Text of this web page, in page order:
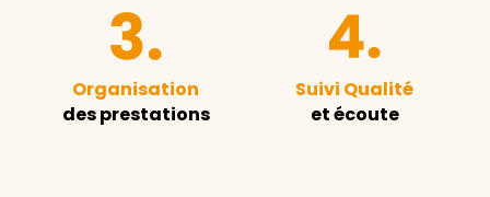
Organisation
des prestations
Suivi Qualité
et écoute